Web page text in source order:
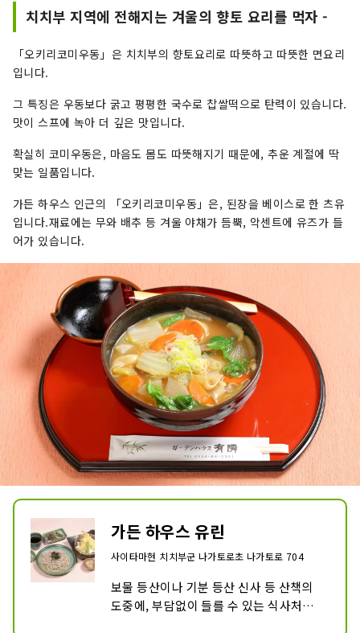
치치부 지역에 전해지는 겨울의 향토 요리를 먹자 -
「오키리코미우동」은 치치부의 향토요리로 따뜻하고 따뜻한 면요리
입니다.
그 특징은 우동보다 굵고 평평한 국수로 찹쌀떡으로 탄력이 있습니다.
맛이 스프에 녹아 더 깊은 맛입니다.
확실히 코미우동은, 마음도 몸도 따뜻해지기 때문에, 추운 계절에 딱
맞는 일품입니다.
가든 하우스 인근의 「오키리코미우동」은, 된장을 베이스로 한 츠유
입니다.재료에는 무와 배추 등 겨울 야채가 듬뿍, 악센트에 유즈가 들
어가 있습니다.
가든 하우스 유린
사이타마현 치치부군 나가토로초 나가토로 704
보물 등산이나 기분 등산 신사 등 산책의
도중에, 부담없이 들를 수 있는 식사처입니